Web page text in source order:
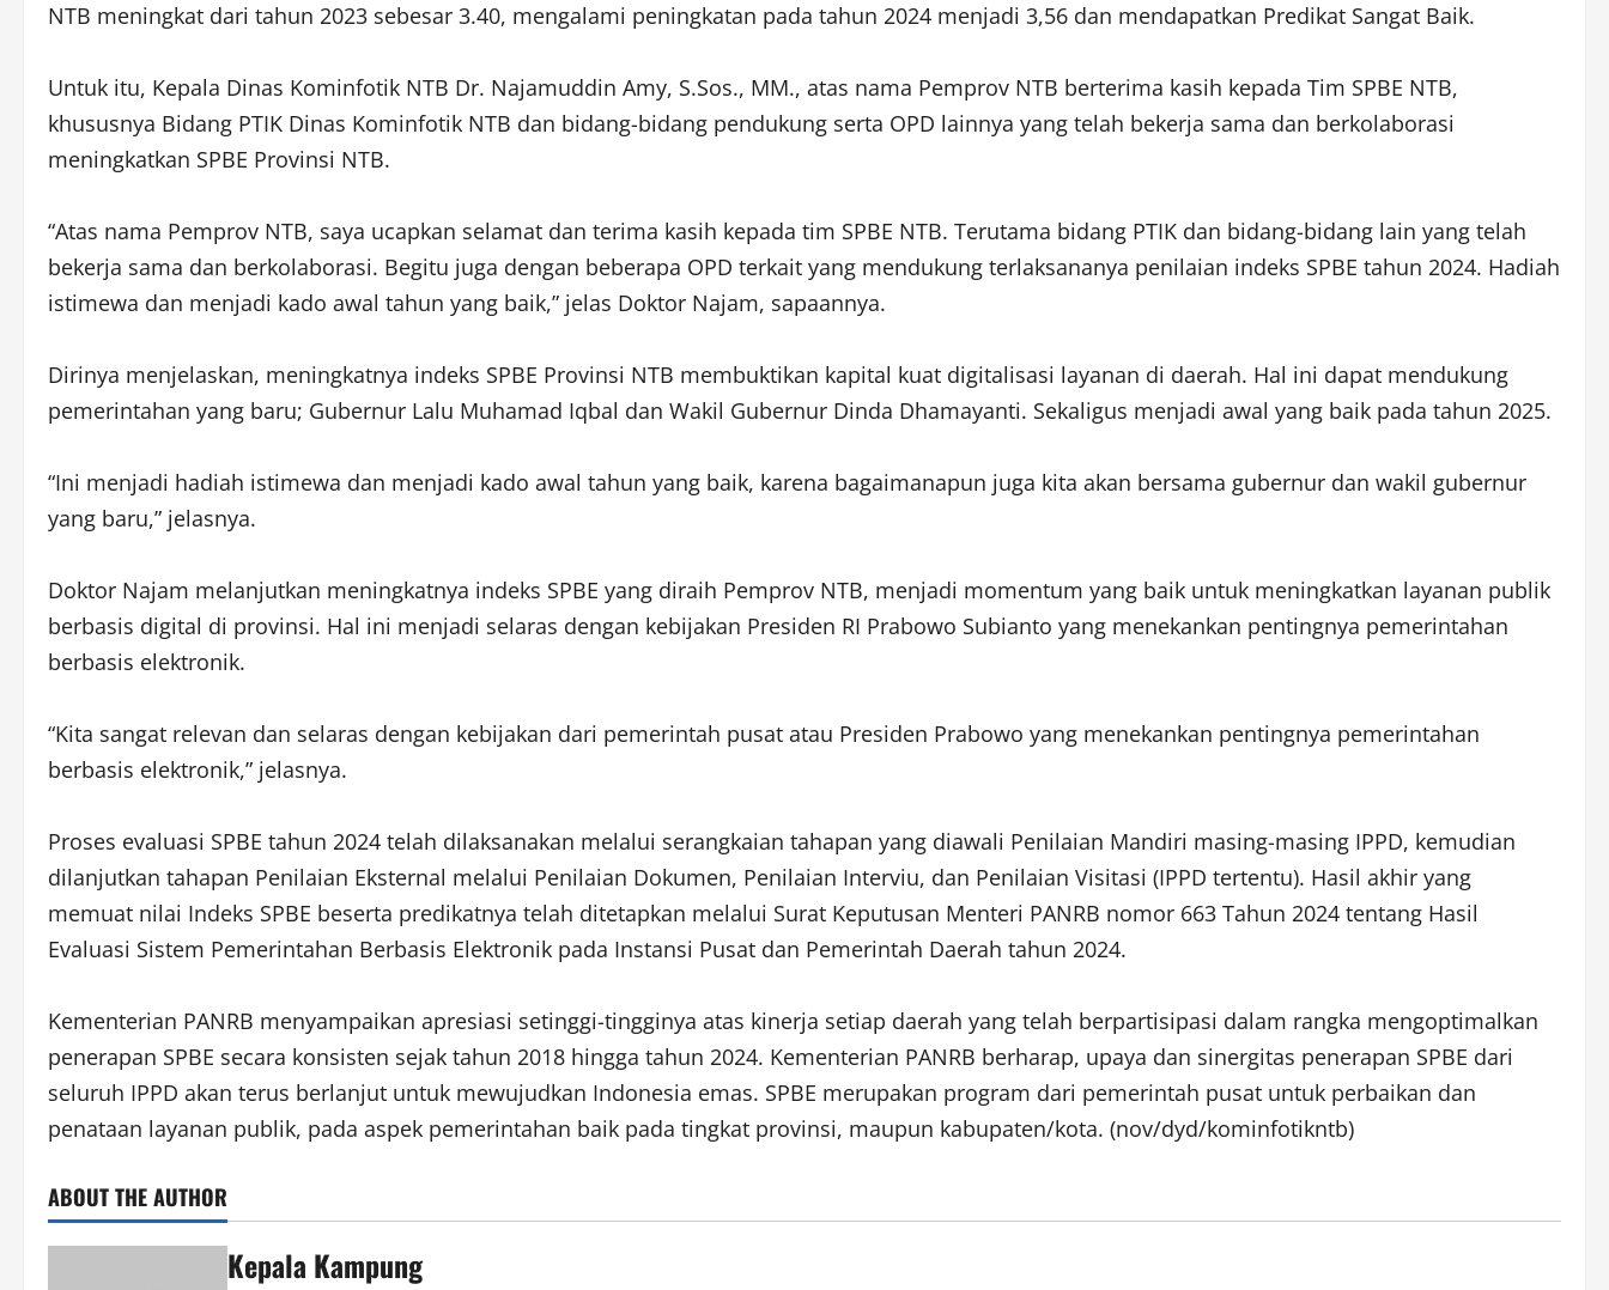
NTB meningkat dari tahun 2023 sebesar 3.40, mengalami peningkatan pada tahun 2024 menjadi 3,56 dan mendapatkan Predikat Sangat Baik.
Untuk itu, Kepala Dinas Kominfotik NTB Dr. Najamuddin Amy, S.Sos., MM., atas nama Pemprov NTB berterima kasih kepada Tim SPBE NTB,
khususnya Bidang PTIK Dinas Kominfotik NTB dan bidang-bidang pendukung serta OPD lainnya yang telah bekerja sama dan berkolaborasi
meningkatkan SPBE Provinsi NTB.
“Atas nama Pemprov NTB, saya ucapkan selamat dan terima kasih kepada tim SPBE NTB. Terutama bidang PTIK dan bidang-bidang lain yang telah
bekerja sama dan berkolaborasi. Begitu juga dengan beberapa OPD terkait yang mendukung terlaksananya penilaian indeks SPBE tahun 2024. Hadiah
istimewa dan menjadi kado awal tahun yang baik,” jelas Doktor Najam, sapaannya.
Dirinya menjelaskan, meningkatnya indeks SPBE Provinsi NTB membuktikan kapital kuat digitalisasi layanan di daerah. Hal ini dapat mendukung
pemerintahan yang baru; Gubernur Lalu Muhamad Iqbal dan Wakil Gubernur Dinda Dhamayanti. Sekaligus menjadi awal yang baik pada tahun 2025.
“Ini menjadi hadiah istimewa dan menjadi kado awal tahun yang baik, karena bagaimanapun juga kita akan bersama gubernur dan wakil gubernur
yang baru,” jelasnya.
Doktor Najam melanjutkan meningkatnya indeks SPBE yang diraih Pemprov NTB, menjadi momentum yang baik untuk meningkatkan layanan publik
berbasis digital di provinsi. Hal ini menjadi selaras dengan kebijakan Presiden RI Prabowo Subianto yang menekankan pentingnya pemerintahan
berbasis elektronik.
“Kita sangat relevan dan selaras dengan kebijakan dari pemerintah pusat atau Presiden Prabowo yang menekankan pentingnya pemerintahan
berbasis elektronik,” jelasnya.
Proses evaluasi SPBE tahun 2024 telah dilaksanakan melalui serangkaian tahapan yang diawali Penilaian Mandiri masing-masing IPPD, kemudian
dilanjutkan tahapan Penilaian Eksternal melalui Penilaian Dokumen, Penilaian Interviu, dan Penilaian Visitasi (IPPD tertentu). Hasil akhir yang
memuat nilai Indeks SPBE beserta predikatnya telah ditetapkan melalui Surat Keputusan Menteri PANRB nomor 663 Tahun 2024 tentang Hasil
Evaluasi Sistem Pemerintahan Berbasis Elektronik pada Instansi Pusat dan Pemerintah Daerah tahun 2024.
Kementerian PANRB menyampaikan apresiasi setinggi-tingginya atas kinerja setiap daerah yang telah berpartisipasi dalam rangka mengoptimalkan
penerapan SPBE secara konsisten sejak tahun 2018 hingga tahun 2024. Kementerian PANRB berharap, upaya dan sinergitas penerapan SPBE dari
seluruh IPPD akan terus berlanjut untuk mewujudkan Indonesia emas. SPBE merupakan program dari pemerintah pusat untuk perbaikan dan
penataan layanan publik, pada aspek pemerintahan baik pada tingkat provinsi, maupun kabupaten/kota. (nov/dyd/kominfotikntb)
ABOUT THE AUTHOR
Kepala Kampung